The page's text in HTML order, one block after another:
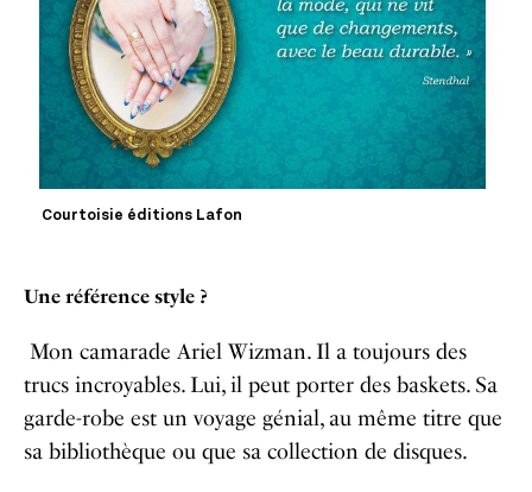
Courtoisie éditions Lafon
Une référence style ?
Mon camarade Ariel Wizman. Il a toujours des
trucs incroyables. Lui, il peut porter des baskets. Sa
garde-robe est un voyage génial, au même titre que
sa bibliothèque ou que sa collection de disques.